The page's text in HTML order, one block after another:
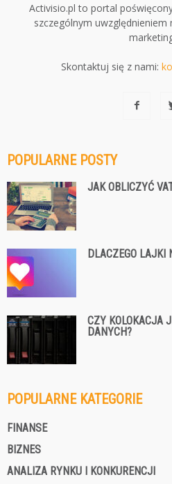
Activisio.pl to portal
szczególnym
Skontaktuj się z nami:
POPULARNE POSTY
JAK OBLICZYĆ
DLACZEGO LAJKI
CZY KOLOKACJA
DANYCH?
POPULARNE KATEGORIE
FINANSE
BIZNES
ANALIZA RYNKU I KONKURENCJI